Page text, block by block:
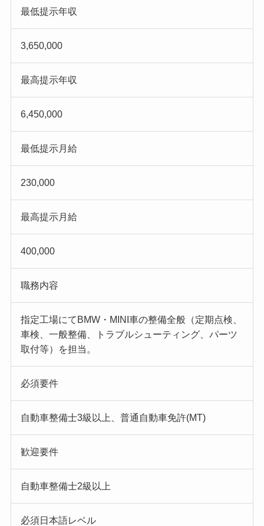
最低提示年収
3,650,000
最高提示年収
6,450,000
最低提示月給
230,000
最高提示月給
400,000
職務内容
指定工場にてBMW・MINI車の整備全般（定期点検、
車検、一般整備、トラブルシューティング、パーツ
取付等）を担当。
必須要件
自動車整備士3級以上、普通自動車免許(MT)
歓迎要件
自動車整備士2級以上
必須日本語レベル